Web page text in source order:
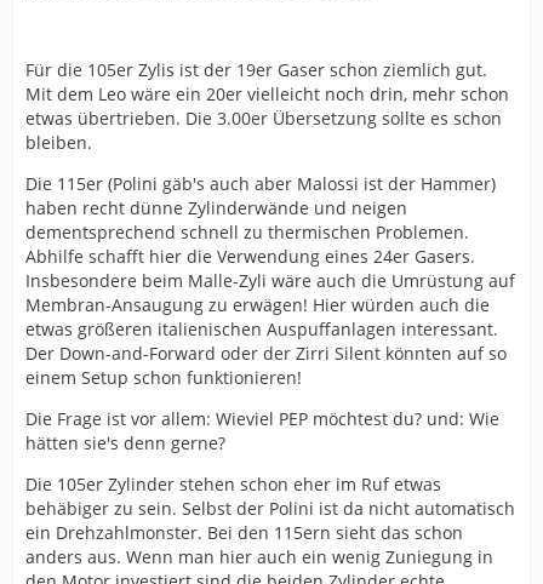
Für die 105er Zylis ist der 19er Gaser schon ziemlich gut.
Mit dem Leo wäre ein 20er vielleicht noch drin, mehr schon
etwas übertrieben. Die 3.00er Übersetzung sollte es schon
bleiben.
Die 115er (Polini gäb's auch aber Malossi ist der Hammer)
haben recht dünne Zylinderwände und neigen
dementsprechend schnell zu thermischen Problemen.
Abhilfe schafft hier die Verwendung eines 24er Gasers.
Insbesondere beim Malle-Zyli wäre auch die Umrüstung auf
Membran-Ansaugung zu erwägen! Hier würden auch die
etwas größeren italienischen Auspuffanlagen interessant.
Der Down-and-Forward oder der Zirri Silent könnten auf so
einem Setup schon funktionieren!
Die Frage ist vor allem: Wieviel PEP möchtest du? und: Wie
hätten sie's denn gerne?
Die 105er Zylinder stehen schon eher im Ruf etwas
behäbiger zu sein. Selbst der Polini ist da nicht automatisch
ein Drehzahlmonster. Bei den 115ern sieht das schon
anders aus. Wenn man hier auch ein wenig Zuniegung in